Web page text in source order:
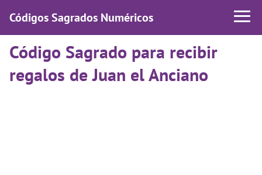
Códigos Sagrados Numéricos
Código Sagrado para recibir
regalos de Juan el Anciano